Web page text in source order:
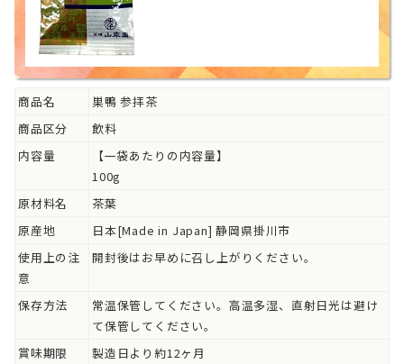
商品名
巣鴨 参拝茶
商品区分
飲料
内容量
【一袋あたりの内容量】
100g
原材料名
茶葉
原産地
日本[Made in Japan] 静岡県掛川市
使用上の注
意
開封後はお早めに召し上がりください。
保存方法
常温保管してください。高温多湿、直射日光は避け
て保管してください。
賞味期限
製造日より約12ヶ月